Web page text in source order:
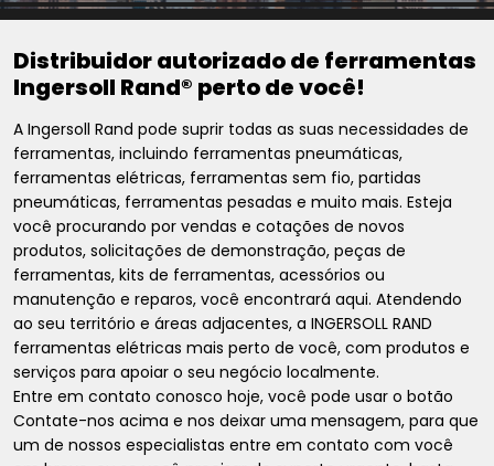
Distribuidor autorizado de ferramentas
Ingersoll Rand® perto de você!
A Ingersoll Rand pode suprir todas as suas necessidades de
ferramentas, incluindo ferramentas pneumáticas,
ferramentas elétricas, ferramentas sem fio, partidas
pneumáticas, ferramentas pesadas e muito mais. Esteja
você procurando por vendas e cotações de novos
produtos, solicitações de demonstração, peças de
ferramentas, kits de ferramentas, acessórios ou
manutenção e reparos, você encontrará aqui. Atendendo
ao seu território e áreas adjacentes, a INGERSOLL RAND
ferramentas elétricas mais perto de você, com produtos e
serviços para apoiar o seu negócio localmente.
Entre em contato conosco hoje, você pode usar o botão
Contate-nos acima e nos deixar uma mensagem, para que
um de nossos especialistas entre em contato com você